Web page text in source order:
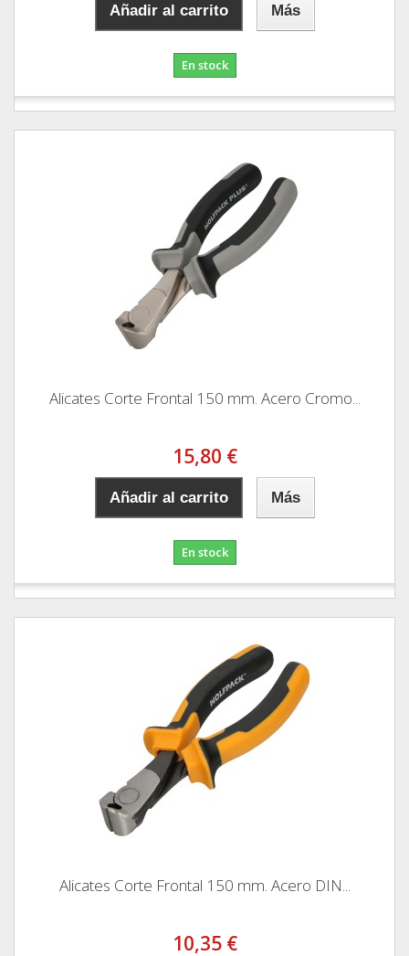
Añadir al carrito Más
En stock
Alicates Corte Frontal 150 mm. Acero Cromo...
15,80 €
Añadir al carrito Más
En stock
Alicates Corte Frontal 150 mm. Acero DIN...
10,35 €